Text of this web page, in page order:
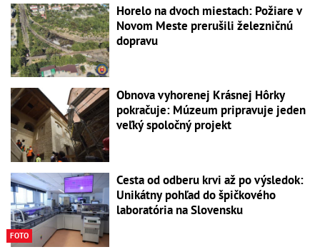
Horelo na dvoch miestach: Požiare v
Novom Meste prerušili železničnú
dopravu
Obnova vyhorenej Krásnej Hôrky
pokračuje: Múzeum pripravuje jeden
veľký spoločný projekt
FOTO
Cesta od odberu krvi až po výsledok:
Unikátny pohľad do špičkového
laboratória na Slovensku